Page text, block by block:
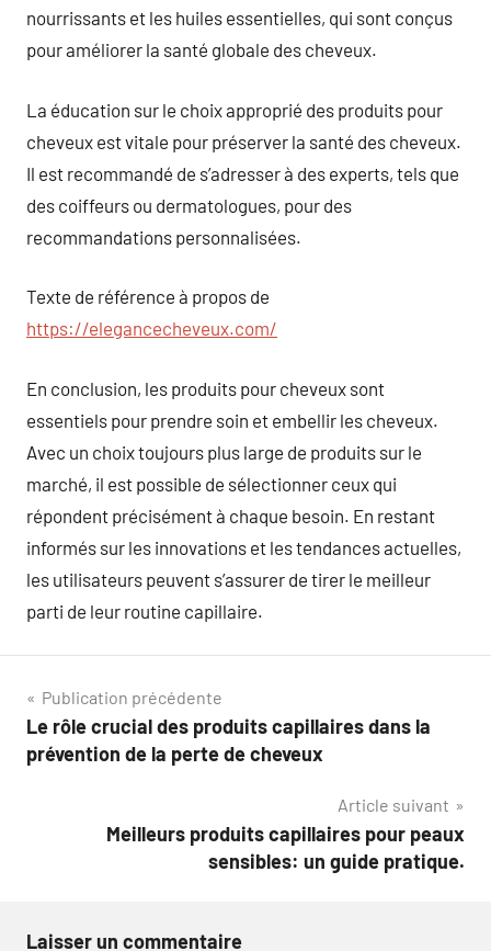
nourrissants et les huiles essentielles, qui sont conçus
pour améliorer la santé globale des cheveux.
La éducation sur le choix approprié des produits pour
cheveux est vitale pour préserver la santé des cheveux.
Il est recommandé de s’adresser à des experts, tels que
des coiffeurs ou dermatologues, pour des
recommandations personnalisées.
Texte de référence à propos de
https://elegancecheveux.com/
En conclusion, les produits pour cheveux sont
essentiels pour prendre soin et embellir les cheveux.
Avec un choix toujours plus large de produits sur le
marché, il est possible de sélectionner ceux qui
répondent précisément à chaque besoin. En restant
informés sur les innovations et les tendances actuelles,
les utilisateurs peuvent s’assurer de tirer le meilleur
parti de leur routine capillaire.
Navigation
de
Publication précédente
Le rôle crucial des produits capillaires dans la
prévention de la perte de cheveux
Article suivant
Meilleurs produits capillaires pour peaux
sensibles: un guide pratique.
Laisser un commentaire